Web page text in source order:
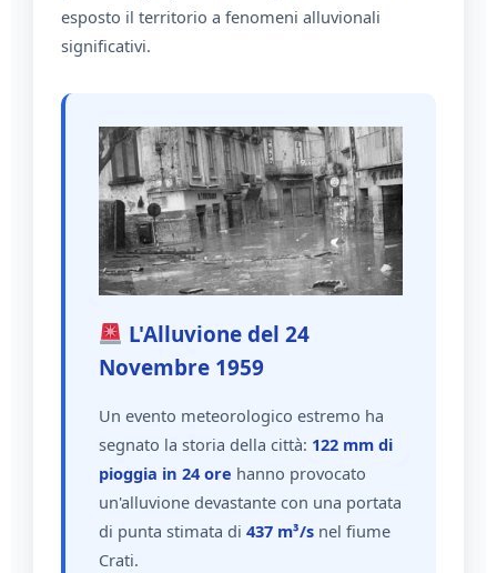
esposto il territorio a fenomeni alluvionali
significativi.
L'Alluvione del 24
Novembre 1959
Un evento meteorologico estremo ha
segnato la storia della città: 122 mm di
pioggia in 24 ore hanno provocato
un'alluvione devastante con una portata
di punta stimata di 437 m³/s nel fiume
Crati.